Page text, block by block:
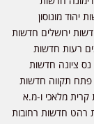
מונוסון
ירושלים חדשות
רעות חדשות
ציונה חדשות
פתח תקווה חדשות
קרית מלאכי ו-מ.א
רהט חדשות רחובות